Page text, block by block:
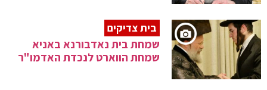
בית צדיקים
שמחת בית נאדבורנא באניא
שמחת הווארט לנכדת האדמו"ר